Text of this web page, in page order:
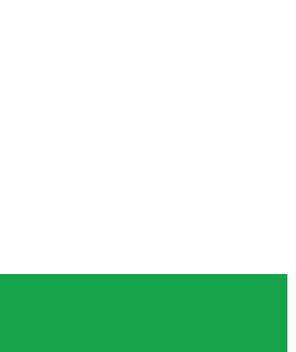
faut, près de chez vous.